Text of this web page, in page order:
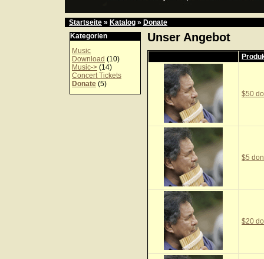
Startseite » Katalog » Donate
Kategorien
Music
Download (10)
Music-> (14)
Concert Tickets
Donate (5)
Unser Angebot
$50
$5
$20